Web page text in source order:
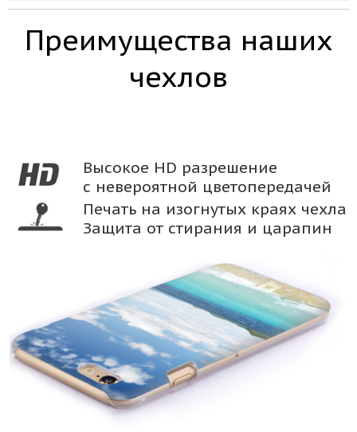
Преимущества наших
чехлов
Высокое HD разрешение
с невероятной цветопередачей
Печать на изогнутых краях чехла
Защита от стирания и царапин